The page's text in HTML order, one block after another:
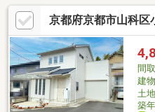
分好みにDIY・リフォームを楽し
す お土地としてもご検討可能！
「間取りを変更して広いLDKを
わり」をカタチにする『Re：
してお任せください！
京都府京都市山科区
間
建
土
築